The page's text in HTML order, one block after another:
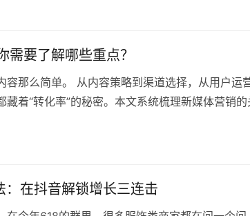
资产，运营的逻辑正经历从‘做数据’到‘做关系’
需要了解哪些重点？
容那么简单。 从内容策略到渠道选择，从用户运
藏着“转化率”的秘密。本文系统梳理新媒体营销的
己也不是很明确目标。 然而，新媒体的运营策略
：在抖音解锁增长三连击